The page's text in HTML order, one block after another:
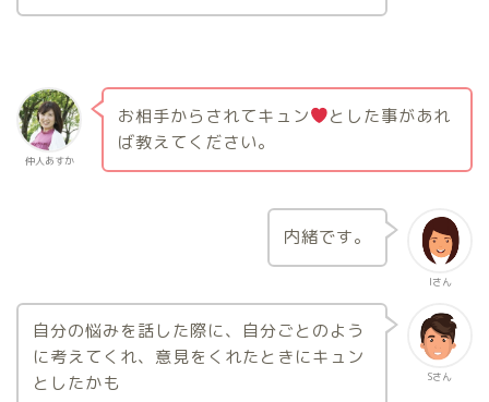
仲人あすか
お相手からされてキュン
とした事があれ
ば教えてください。
Iさん
内緒です。
Sさん
自分の悩みを話した際に、自分ごとのよう
に考えてくれ、意見をくれたときにキュン
としたかも